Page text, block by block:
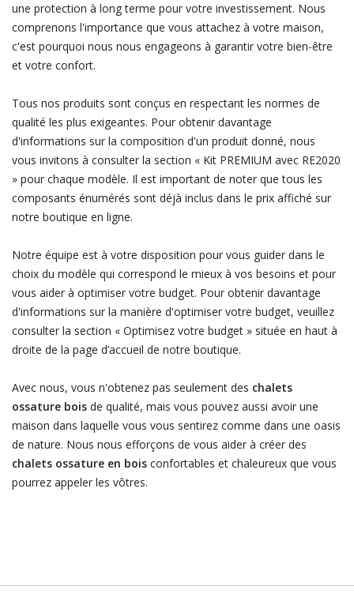
une protection à long terme pour votre investissement. Nous
comprenons l'importance que vous attachez à votre maison,
c'est pourquoi nous nous engageons à garantir votre bien-être
et votre confort.
Tous nos produits sont conçus en respectant les normes de
qualité les plus exigeantes. Pour obtenir davantage
d'informations sur la composition d'un produit donné, nous
vous invitons à consulter la section « Kit PREMIUM avec RE2020
» pour chaque modèle. Il est important de noter que tous les
composants énumérés sont déjà inclus dans le prix affiché sur
notre boutique en ligne.
Notre équipe est à votre disposition pour vous guider dans le
choix du modèle qui correspond le mieux à vos besoins et pour
vous aider à optimiser votre budget. Pour obtenir davantage
d'informations sur la manière d'optimiser votre budget, veuillez
consulter la section « Optimisez votre budget » située en haut à
droite de la page d’accueil de notre boutique.
Avec nous, vous n'obtenez pas seulement des chalets
ossature bois de qualité, mais vous pouvez aussi avoir une
maison dans laquelle vous vous sentirez comme dans une oasis
de nature. Nous nous efforçons de vous aider à créer des
chalets ossature en boisconfortables et chaleureux que vous
pourrez appeler les vôtres.